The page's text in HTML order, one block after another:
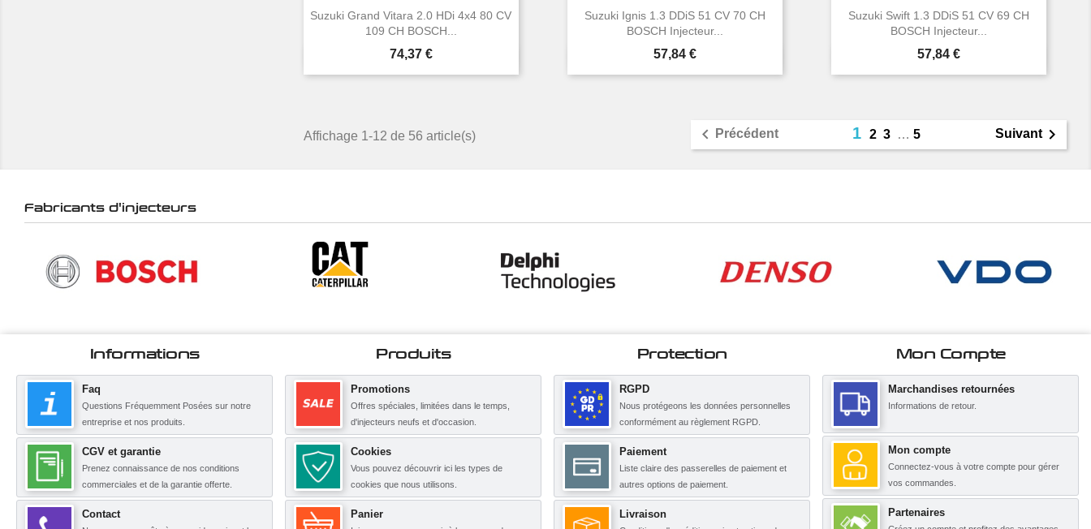
Suzuki Grand Vitara 2.0 HDi 4x4 80 CV
109 CH BOSCH...
Prix
74,37 €
Aperçu rapide
Suzuki Ignis 1.3 DDiS 51 CV 70 CH
BOSCH Injecteur...
Prix
57,84 €
Aperçu rapide
Suzuki Swift 1.3 DDiS 51 CV 69 CH
BOSCH Injecteur...
Prix
57,84 €
Aperçu rapide
Affichage 1-12 de 56 article(s)  Précédent 1 2 3 … 5 Suivant
Fabricants d'injecteurs
Informations
Faq
Questions Fréquemment Posées sur notre
entreprise et nos produits.
CGV et garantie
Prenez connaissance de nos conditions
commerciales et de la garantie offerte.
Contact
Produits
Promotions
Offres spéciales, limitées dans le temps,
d'injecteurs neufs et d'occasion.
Cookies
Vous pouvez découvrir ici les types de
cookies que nous utilisons.
Panier
Protection
RGPD
Nous protégeons les données personnelles
conformément au règlement RGPD.
Paiement
Liste claire des passerelles de paiement et
autres options de paiement.
Livraison
Mon Compte
Marchandises retournées
Informations de retour.
Mon compte
Connectez-vous à votre compte pour gérer
vos commandes.
Partenaires